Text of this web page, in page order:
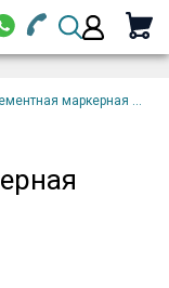
Email
корзину
маркерная ...